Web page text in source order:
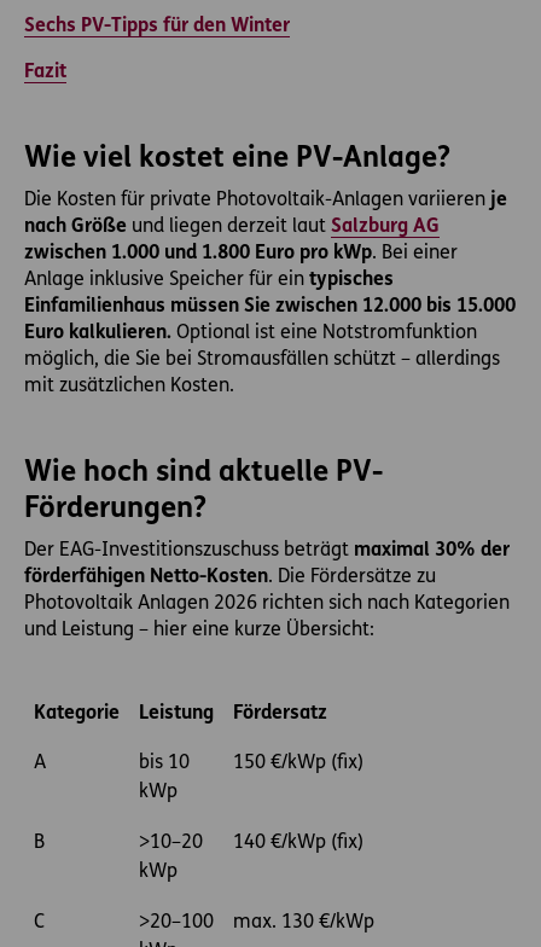
Sechs PV-Tipps für den Winter
Fazit
Wie viel kostet eine PV-Anlage?
Die Kosten für private Photovoltaik-Anlagen variieren je
nach Größe und liegen derzeit laut Salzburg AG
zwischen 1.000 und 1.800 Euro pro kWp. Bei einer
Anlage inklusive Speicher für ein typisches
Einfamilienhaus müssen Sie zwischen 12.000 bis 15.000
Euro kalkulieren. Optional ist eine Notstromfunktion
möglich, die Sie bei Stromausfällen schützt – allerdings
mit zusätzlichen Kosten.
Wie hoch sind aktuelle PV-
Förderungen?
Der EAG-Investitionszuschuss beträgt maximal 30% der
förderfähigen Netto-Kosten. Die Fördersätze zu
Photovoltaik Anlagen 2026 richten sich nach Kategorien
und Leistung – hier eine kurze Übersicht:
Kategorie Leistung Fördersatz
A
bis 10
kWp
150 €/kWp (fix)
B
>10–20
kWp
140 €/kWp (fix)
C
>20–100
max. 130 €/kWp